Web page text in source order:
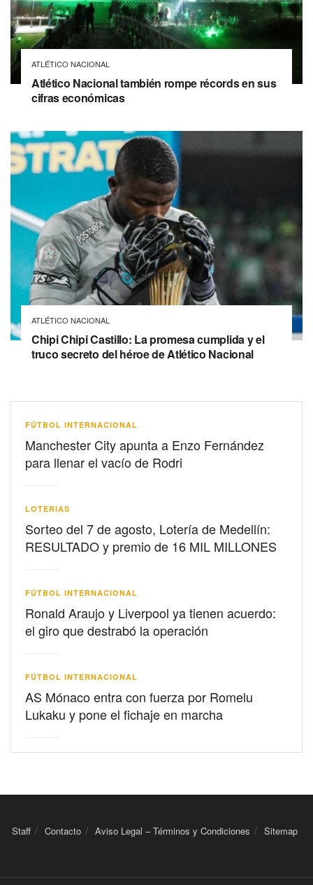
ATLÉTICO NACIONAL
Atlético Nacional también rompe récords en sus
cifras económicas
ATLÉTICO NACIONAL
Chipi Chipi Castillo: La promesa cumplida y el
truco secreto del héroe de Atlético Nacional
FÚTBOL INTERNACIONAL
Manchester City apunta a Enzo Fernández
para llenar el vacío de Rodri
LOTERIAS
Sorteo del 7 de agosto, Lotería de Medellín:
RESULTADO y premio de 16 MIL MILLONES
FÚTBOL INTERNACIONAL
Ronald Araujo y Liverpool ya tienen acuerdo:
el giro que destrabó la operación
FÚTBOL INTERNACIONAL
AS Mónaco entra con fuerza por Romelu
Lukaku y pone el fichaje en marcha
Staff Contacto Aviso Legal – Términos y Condiciones Sitemap